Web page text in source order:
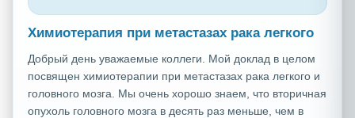
Химиотерапия при метастазах рака легкого
Добрый день уважаемые коллеги. Мой доклад в целом
посвящен химиотерапии при метастазах рака легкого и
головного мозга. Мы очень хорошо знаем, что вторичная
опухоль головного мозга в десять раз меньше, чем в